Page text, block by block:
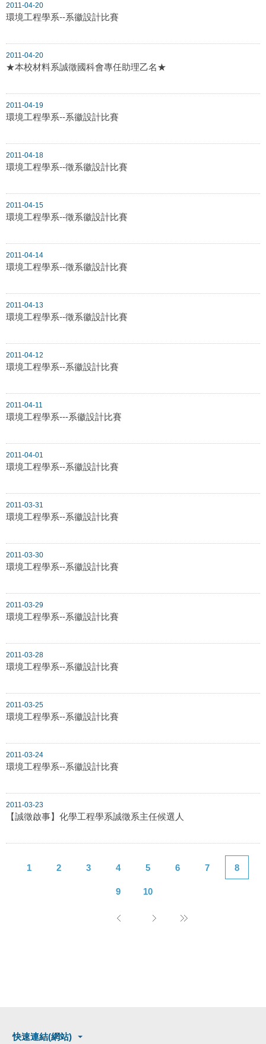
2011-04-20
環境工程學系--系徽設計比賽
2011-04-20
★本校材料系誠徵國科會專任助理乙名★
2011-04-19
環境工程學系--系徽設計比賽
2011-04-18
環境工程學系--徵系徽設計比賽
2011-04-15
環境工程學系--徵系徽設計比賽
2011-04-14
環境工程學系--徵系徽設計比賽
2011-04-13
環境工程學系--徵系徽設計比賽
2011-04-12
環境工程學系--系徽設計比賽
2011-04-11
環境工程學系---系徽設計比賽
2011-04-01
環境工程學系--系徽設計比賽
2011-03-31
環境工程學系--系徽設計比賽
2011-03-30
環境工程學系--系徽設計比賽
2011-03-29
環境工程學系--系徽設計比賽
2011-03-28
環境工程學系--系徽設計比賽
2011-03-25
環境工程學系--系徽設計比賽
2011-03-24
環境工程學系--系徽設計比賽
2011-03-23
【誠徵啟事】化學工程學系誠徵系主任候選人
1 2 3 4 5 6 7 8
9 10
快速連結(網站)